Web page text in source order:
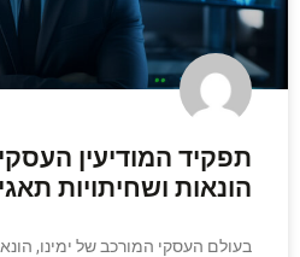
תפקיד המודיעין העסקי
הונאות ושחיתויות
בעולם העסקי המורכב של ימינו,